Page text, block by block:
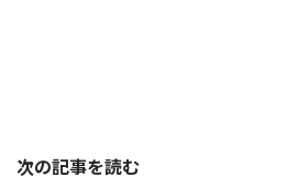
次の記事を読む